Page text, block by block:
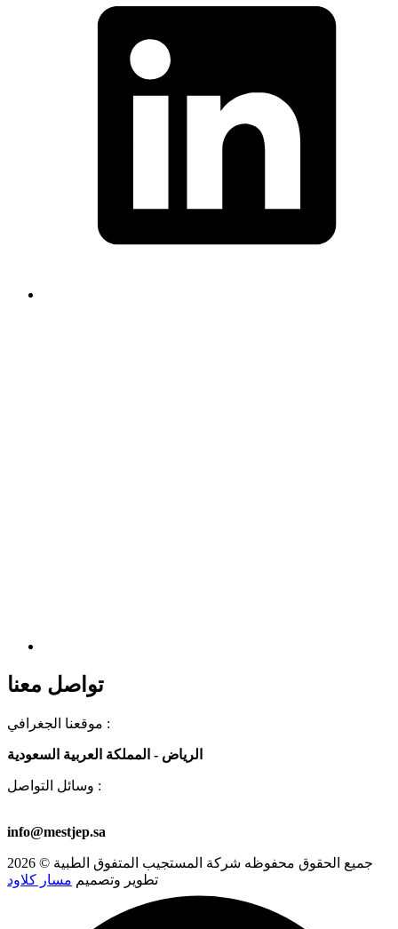
تواصل معنا
موقعنا الجغرافي :
الرياض - المملكة العربية السعودية
وسائل التواصل :
info@mestjep.sa
جميع الحقوق محفوظه شركة المستجيب المتفوق الطبية © 2026
تطوير وتصميم مسار كلاود